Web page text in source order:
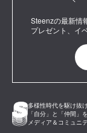
多様性時代を駆け抜
「自分」と「仲間」
メディア＆コミュニ
Steenzの最新情
プレゼント、イ